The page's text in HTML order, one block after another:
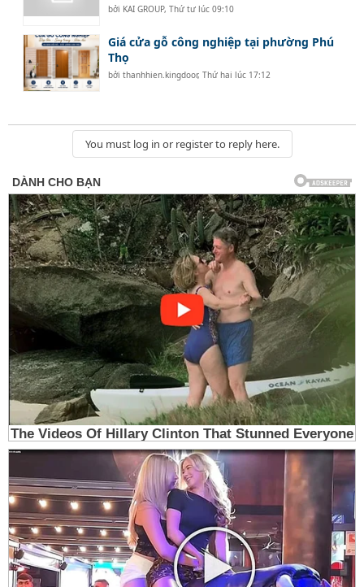
bởi KAI GROUP,Thứ tư lúc 09:10
Giá cửa gỗ công nghiệp tại phường Phú
Thọ
bởithanhhien.kingdoor,Thứ hai lúc 17:12
You must log in or register to reply here.